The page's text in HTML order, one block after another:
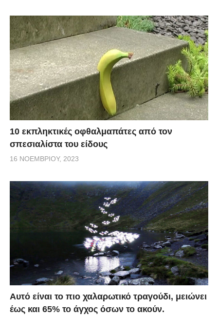
10 εκπληκτικές οφθαλμαπάτες από τον
σπεσιαλίστα του είδους
16 ΝΟΕΜΒΡΊΟΥ, 2023
Αυτό είναι το πιο χαλαρωτικό τραγούδι, μειώνει
έως και 65% το άγχος όσων το ακούν.